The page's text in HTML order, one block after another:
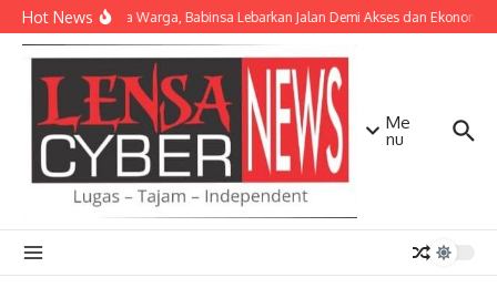
Lewati ke konten
Hot NewsBersama Warga, Babinsa Lebarkan Jalan Demi Akses dan Ekonomi
Me
nu